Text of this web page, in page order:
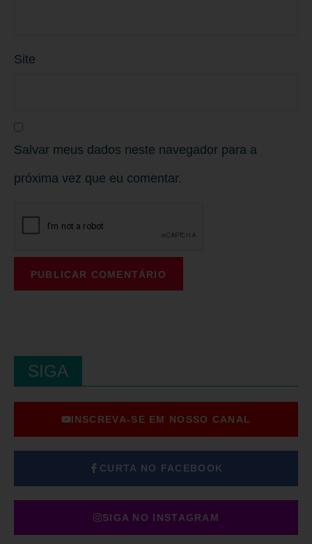
Site
Salvar meus dados neste navegador para a
próxima vez que eu comentar.
SIGA
INSCREVA-SE EM NOSSO CANAL
CURTA NO FACEBOOK
SIGA NO INSTAGRAM